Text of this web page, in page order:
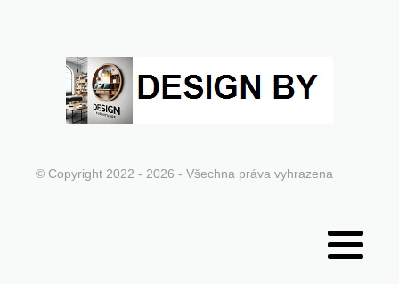
© Copyright 2022 - 2026 - Všechna práva vyhrazena